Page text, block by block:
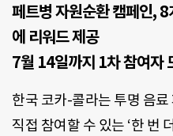
페트병 자원순환 캠페인,
에 리워드 제공
7월 14일까지 1차 참여자
한국 코카-콜라는 투명 음
직접 참여할 수 있는 ‘한 번